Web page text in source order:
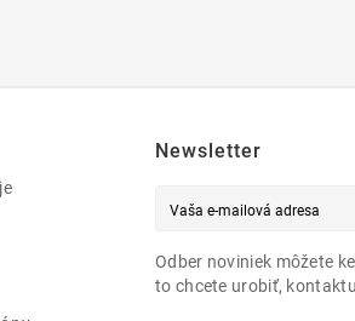
Newsletter
Odber noviniek môžete
to chcete urobiť,